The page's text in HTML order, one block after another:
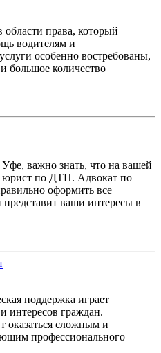
права, который
водителям и
особенно востребованы,
большое количество
важно знать, что на вашей
по ДТП. Адвокат по
оформить все
ваши интересы в
поддержка играет
интересов граждан.
оказаться сложным и
профессионального